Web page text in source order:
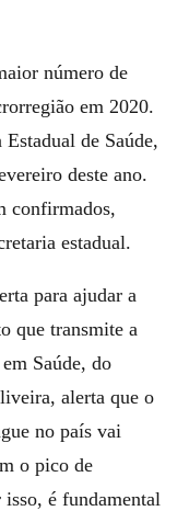
em 2020.
de Saúde,
deste ano.
confirmados,
estadual.
para ajudar a
que transmite a
Saúde, do
alerta que o
no país vai
o pico de
é fundamental